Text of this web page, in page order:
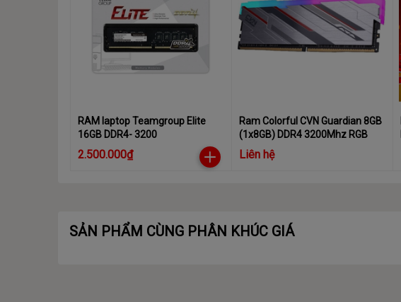
RAM laptop Teamgroup Elite
16GB DDR4- 3200
2.500.000₫
Ram Colorful CVN Guardian 8GB
(1x8GB) DDR4 3200Mhz RGB
Liên hệ
SẢN PHẨM CÙNG PHÂN KHÚC GIÁ